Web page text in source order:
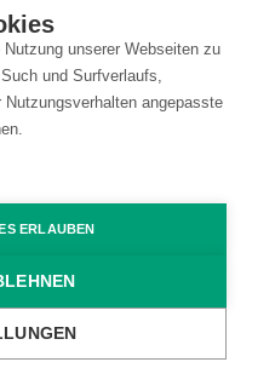
unserer Webseiten zu
und Surfverlaufs,
angepasste
ERLAUBEN
Datenschutz